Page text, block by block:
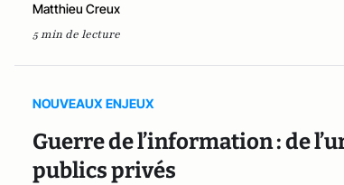
Matthieu Creux
5 min de lecture
NOUVEAUX ENJEUX
Guerre de l’information : de
publics privés